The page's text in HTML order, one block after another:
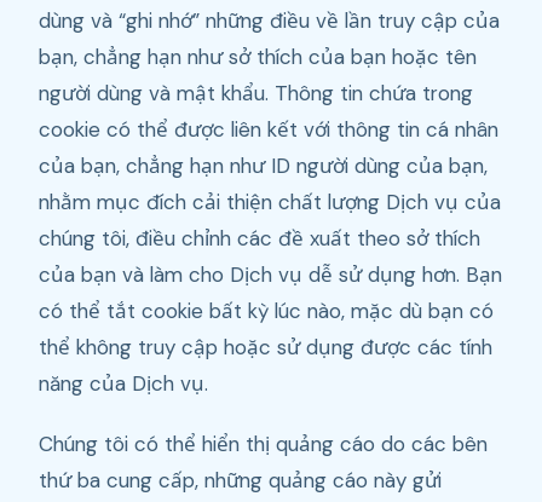
dùng và “ghi nhớ” những điều về lần truy cập của
bạn, chẳng hạn như sở thích của bạn hoặc tên
người dùng và mật khẩu. Thông tin chứa trong
cookie có thể được liên kết với thông tin cá nhân
của bạn, chẳng hạn như ID người dùng của bạn,
nhằm mục đích cải thiện chất lượng Dịch vụ của
chúng tôi, điều chỉnh các đề xuất theo sở thích
của bạn và làm cho Dịch vụ dễ sử dụng hơn. Bạn
có thể tắt cookie bất kỳ lúc nào, mặc dù bạn có
thể không truy cập hoặc sử dụng được các tính
năng của Dịch vụ.
Chúng tôi có thể hiển thị quảng cáo do các bên
thứ ba cung cấp, những quảng cáo này gửi